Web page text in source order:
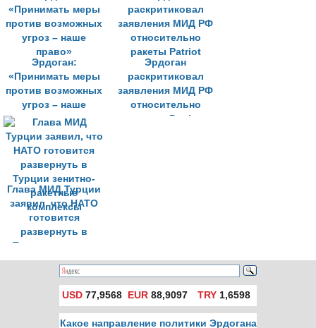
Patriot
Эрдоган:
«Принимать меры
против возможных
угроз – наше
право»
Эрдоган
раскритиковал
заявления МИД РФ
относительно
ракеты Patriot
Глава МИД Турции
заявил, что НАТО
готовится
развернуть в
Турции зенитно-
ракетные
комплексы
USD 77,9568 EUR 88,9097 TRY1,6598
Какое направление политики Эрдогана